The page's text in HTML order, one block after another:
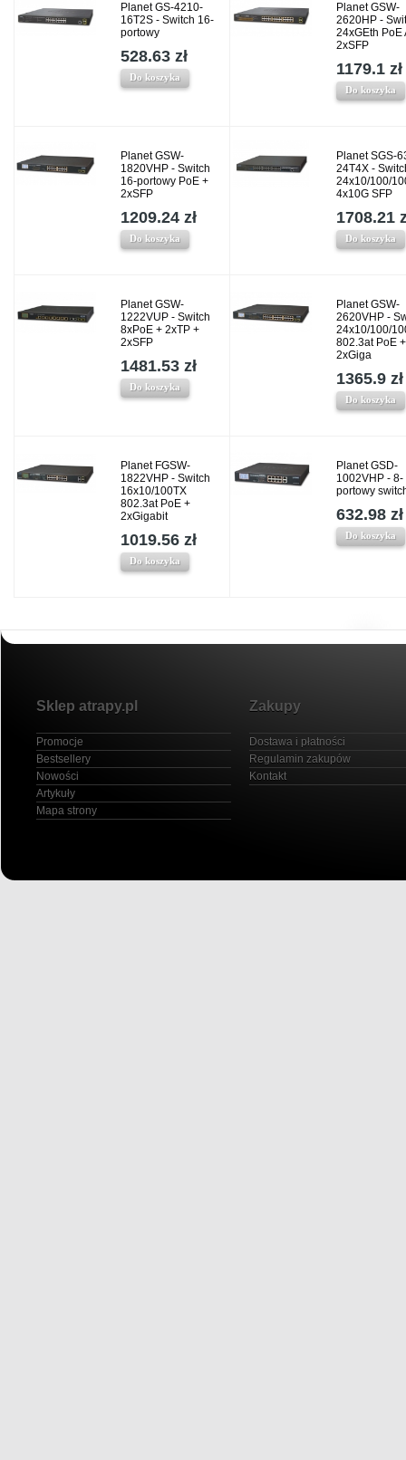
Planet GS-4210-
16T2S - Switch 16-
portowy
528.63 zł
Do koszyka
Planet GSW-
2620HP -
24xGEth PoE
2xSFP
1179.1 zł
Do koszyka
Planet GSW-
1820VHP - Switch
16-portowy PoE +
2xSFP
1209.24 zł
Do koszyka
Planet SGS-
24T4X -
24x10/100/
4x10G SFP
1708.21
Do koszyka
Planet GSW-
1222VUP - Switch
8xPoE + 2xTP +
2xSFP
1481.53 zł
Do koszyka
Planet GSW-
2620VHP -
24x10/100/
802.3at PoE +
2xGiga
1365.9 zł
Do koszyka
Planet FGSW-
1822VHP - Switch
16x10/100TX
802.3at PoE +
2xGigabit
1019.56 zł
Do koszyka
Planet GSD-
1002VHP - 8-
portowy
632.98 zł
Do koszyka
Sklep atrapy.pl
Promocje
Bestsellery
Nowości
Artykuły
Mapa strony
Zakupy
Dostawa i płatności
Regulamin zakupów
Kontakt